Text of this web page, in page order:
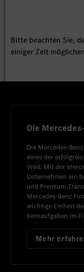
Bitte beachten Sie,
einiger Zeit
Die
Die Mercedes-
eines der
Welt. Mit der
Unternehmen ein
und Premium-
Mercedes-Benz
wichtige Einheit
Kernaufgaben im
Mehr